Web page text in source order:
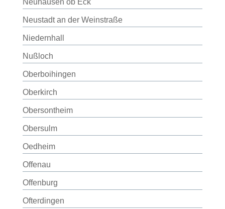
Neuhausen ob Eck
Neustadt an der Weinstraße
Niedernhall
Nußloch
Oberboihingen
Oberkirch
Obersontheim
Obersulm
Oedheim
Offenau
Offenburg
Ofterdingen